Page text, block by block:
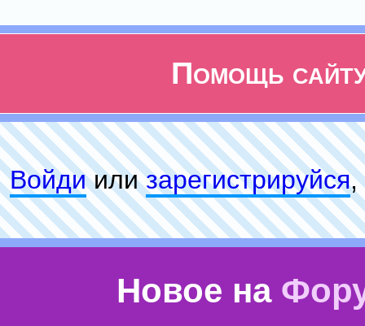
Помощь
Войдиилизарeгиcтpируйся,
Новое на